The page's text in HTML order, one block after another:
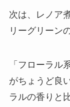
次は、レノア
リーグリーン
「フローラル
がちょうど良
ラルの香りと